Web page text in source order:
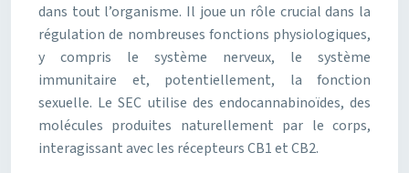
dans tout l’organisme. Il joue un rôle crucial dans la
régulation de nombreuses fonctions physiologiques,
y compris le système nerveux, le système
immunitaire et, potentiellement, la fonction
sexuelle. Le SEC utilise des endocannabinoïdes, des
molécules produites naturellement par le corps,
interagissant avec les récepteurs CB1 et CB2.